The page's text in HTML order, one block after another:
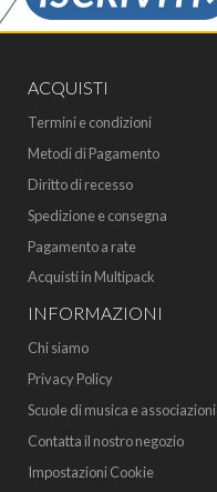
ACQUISTI
Termini e condizioni
Metodi di Pagamento
Diritto di recesso
Spedizione e consegna
Pagamento a rate
Acquisti in Multipack
INFORMAZIONI
Chi siamo
Privacy Policy
Scuole di musica e associazioni
Contatta il nostro negozio
Impostazioni Cookie